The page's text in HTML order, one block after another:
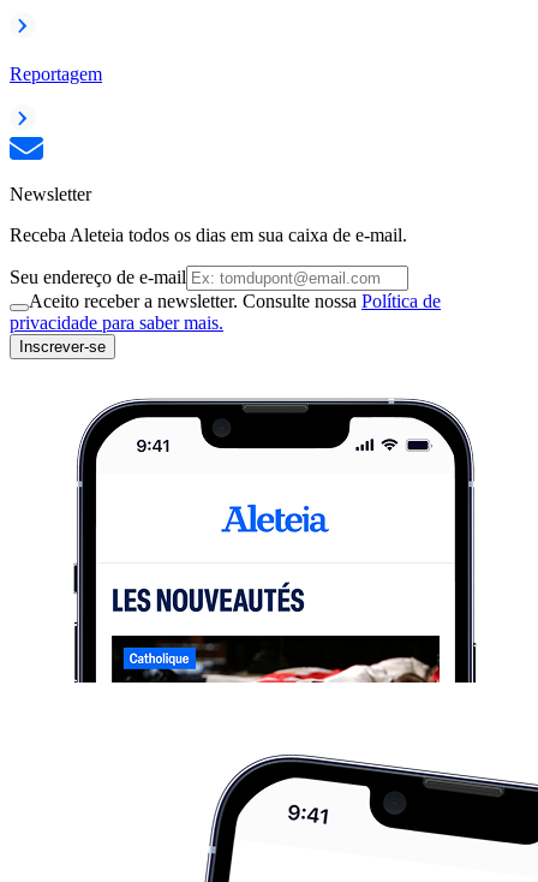
Reportagem
Newsletter
Receba Aleteia todos os dias em sua caixa de e-mail.
Seu endereço de e-mail
Aceito receber a newsletter. Consulte nossa Política de
privacidade para saber mais.
Inscrever-se